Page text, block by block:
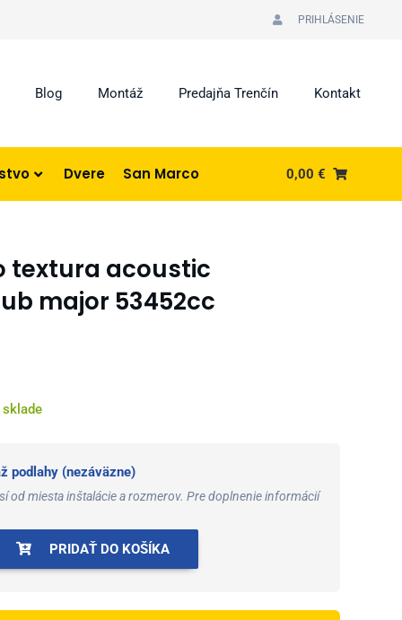
PRIHLÁSENIE
Blog Montáž Predajňa Trenčín Kontakt
Dvere San Marco 0,00€
textura acoustic
major 53452cc
od miesta inštalácie a rozmerov. Pre doplnenie informácií
podlahy (nezáväzne)
PRIDAŤ DO KOŠÍKA